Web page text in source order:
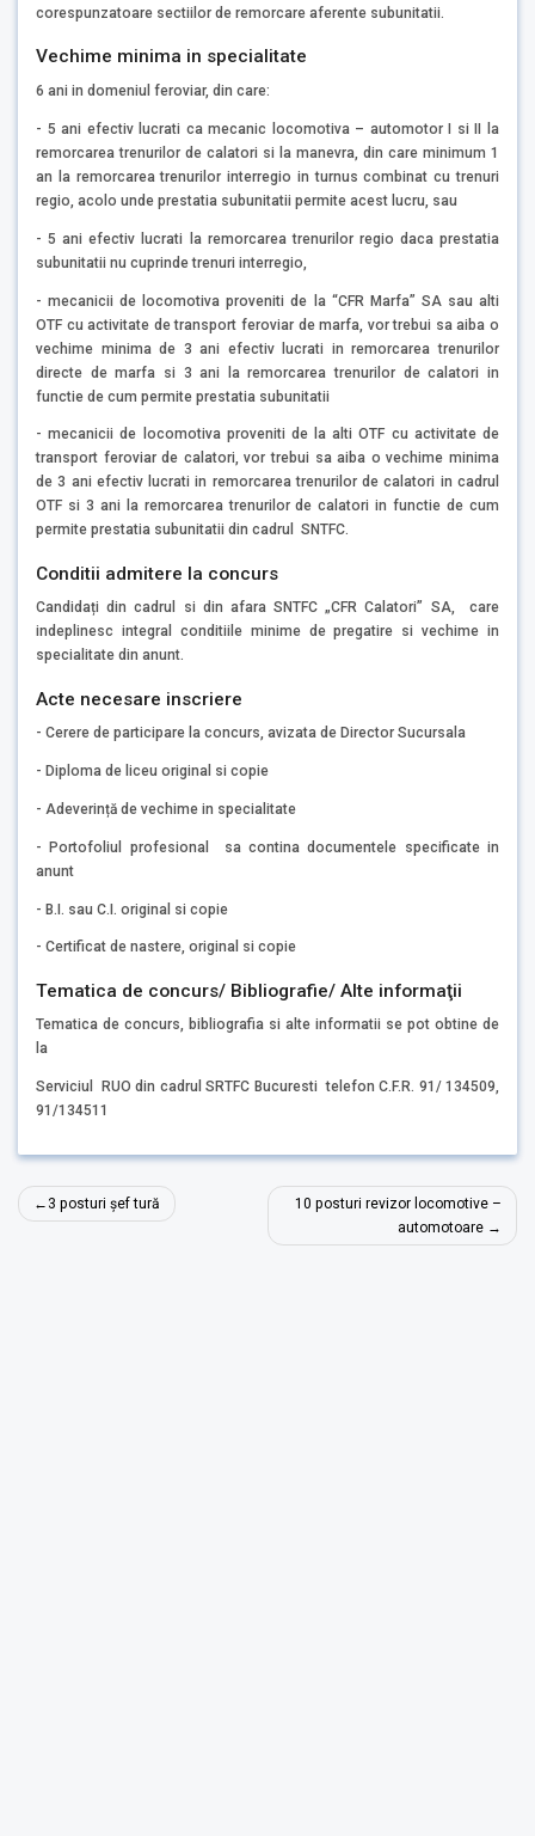
corespunzatoare sectiilor de remorcare aferente subunitatii.
Vechime minima in specialitate
6 ani in domeniul feroviar, din care:
- 5 ani efectiv lucrati ca mecanic locomotiva – automotor I si II la
remorcarea trenurilor de calatori si la manevra, din care minimum 1
an la remorcarea trenurilor interregio in turnus combinat cu trenuri
regio, acolo unde prestatia subunitatii permite acest lucru, sau
- 5 ani efectiv lucrati la remorcarea trenurilor regio daca prestatia
subunitatii nu cuprinde trenuri interregio,
- mecanicii de locomotiva proveniti de la “CFR Marfa” SA sau alti
OTF cu activitate de transport feroviar de marfa, vor trebui sa aiba o
vechime minima de 3 ani efectiv lucrati in remorcarea trenurilor
directe de marfa si 3 ani la remorcarea trenurilor de calatori in
functie de cum permite prestatia subunitatii
- mecanicii de locomotiva proveniti de la alti OTF cu activitate de
transport feroviar de calatori, vor trebui sa aiba o vechime minima
de 3 ani efectiv lucrati in remorcarea trenurilor de calatori in cadrul
OTF si 3 ani la remorcarea trenurilor de calatori in functie de cum
permite prestatia subunitatii din cadrul SNTFC.
Conditii admitere la concurs
Candidați din cadrul si din afara SNTFC „CFR Calatori” SA, care
indeplinesc integral conditiile minime de pregatire si vechime in
specialitate din anunt.
Acte necesare inscriere
- Cerere de participare la concurs, avizata de Director Sucursala
- Diploma de liceu original si copie
- Adeverință de vechime in specialitate
- Portofoliul profesional sa contina documentele specificate in
anunt
- B.I. sau C.I. original si copie
- Certificat de nastere, original si copie
Tematica de concurs/ Bibliografie/ Alte informaţii
Tematica de concurs, bibliografia si alte informatii se pot obtine de
la
Serviciul RUO din cadrul SRTFC Bucuresti telefon C.F.R. 91/ 134509,
91/134511
Navigare
în
3 posturi șef tură
10 posturi revizor locomotive –
automotoare